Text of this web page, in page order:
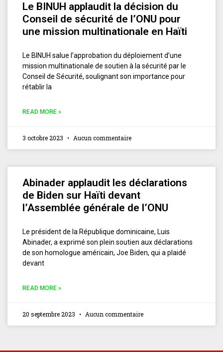
Le BINUH applaudit la décision du
Conseil de sécurité de l’ONU pour
une mission multinationale en Haïti
Le BINUH salue l’approbation du déploiement d’une
mission multinationale de soutien à la sécurité par le
Conseil de Sécurité, soulignant son importance pour
rétablir la
READ MORE »
3 octobre 2023 Aucun commentaire
Abinader applaudit les déclarations
de Biden sur Haïti devant
l’Assemblée générale de l’ONU
Le président de la République dominicaine, Luis
Abinader, a exprimé son plein soutien aux déclarations
de son homologue américain, Joe Biden, qui a plaidé
devant
READ MORE »
20 septembre 2023 Aucun commentaire